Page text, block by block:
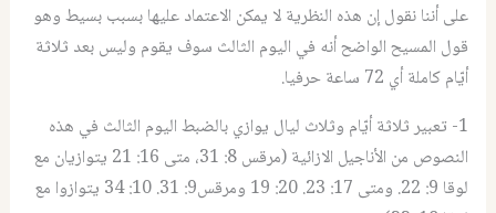
على أننا نقول إن هذه النظرية لا يمكن الاعتماد عليها بسبب بسيط وهو
قول المسيح الواضح أنه في اليوم الثالث سوف يقوم وليس بعد ثلاثة
أيّام كاملة أي 72 ساعة حرفيا.
1- تعبير ثلاثة أيّام وثلاث ليال يوازي بالضبط اليوم الثالث في هذه
النصوص من الأناجيل الازائية (مرقس 8: 31، متى 16: 21 يتوازيان مع
لوقا 9: 22. ومتى 17: 23. 20: 19 ومرقس9: 31. 10: 34 يتوازوا مع